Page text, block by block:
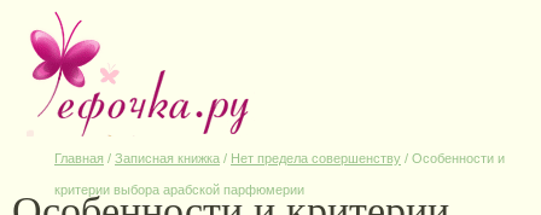
Главная / Записная книжка / Нет предела совершенству / Особенности и
критерии выбора арабской парфюмерии